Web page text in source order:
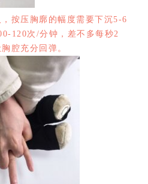
按压胸廓的幅度需要下沉5-6
120次/分钟，差不多每秒2
腔充分回弹。